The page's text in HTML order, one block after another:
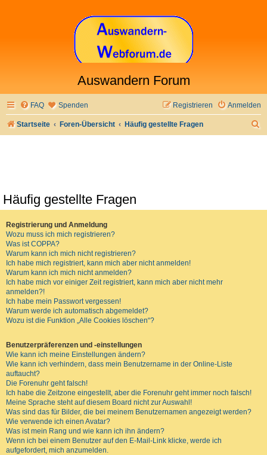
Auswandern Forum
FAQ Spenden Anmelden
Registrieren
Startseite Foren-Übersicht Häufig gestellte Fragen
Häufig gestellte Fragen
Registrierung und Anmeldung
Wozu muss ich mich registrieren?
Was ist COPPA?
Warum kann ich mich nicht registrieren?
Ich habe mich registriert, kann mich aber nicht anmelden!
Warum kann ich mich nicht anmelden?
Ich habe mich vor einiger Zeit registriert, kann mich aber nicht mehr
anmelden?!
Ich habe mein Passwort vergessen!
Warum werde ich automatisch abgemeldet?
Wozu ist die Funktion „Alle Cookies löschen“?
Benutzerpräferenzen und -einstellungen
Wie kann ich meine Einstellungen ändern?
Wie kann ich verhindern, dass mein Benutzername in der Online-Liste
auftaucht?
Die Forenuhr geht falsch!
Ich habe die Zeitzone eingestellt, aber die Forenuhr geht immer noch falsch!
Meine Sprache steht auf diesem Board nicht zur Auswahl!
Was sind das für Bilder, die bei meinem Benutzernamen angezeigt werden?
Wie verwende ich einen Avatar?
Was ist mein Rang und wie kann ich ihn ändern?
Wenn ich bei einem Benutzer auf den E-Mail-Link klicke, werde ich
aufgefordert, mich anzumelden.